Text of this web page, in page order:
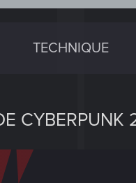
TECHNIQUE
CYBERPUNK